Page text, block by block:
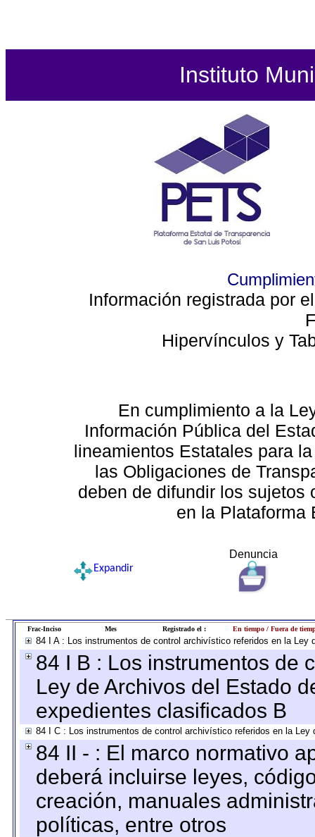
Instituto
Información registrada por
Hipervínculos y
En cumplimiento a la
Información Pública del
lineamientos Estatales para
las Obligaciones de
deben de difundir los sujetos
en la Plataforma
Denuncia
Expandir
Frac-Inciso Mes Registrado el : En tiempo / Fuera de
84 I A : Los instrumentos de control archivístico referidos en la
84 I B : Los instrumentos de
Ley de Archivos del Estado
expedientes clasificados B
84 I C : Los instrumentos de control archivístico referidos en la
84 II - : El marco normativo
deberá incluirse leyes,
creación, manuales
políticas, entre otros